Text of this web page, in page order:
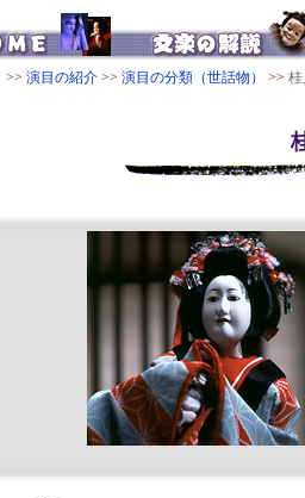
>> 演目の紹介 >> 演目の分類（世話物） >>